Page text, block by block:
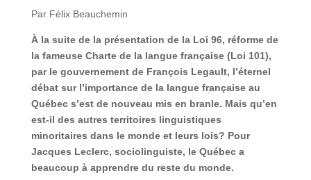
Par Félix Beauchemin
À la suite de la présentation de la Loi 96, réforme de
la fameuse Charte de la langue française (Loi 101),
par le gouvernement de François Legault, l’éternel
débat sur l’importance de la langue française au
Québec s’est de nouveau mis en branle. Mais qu’en
est-il des autres territoires linguistiques
minoritaires dans le monde et leurs lois? Pour
Jacques Leclerc, sociolinguiste, le Québec a
beaucoup à apprendre du reste du monde.